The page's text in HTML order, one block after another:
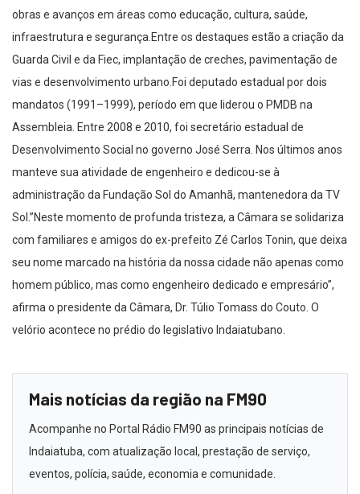
obras e avanços em áreas como educação, cultura, saúde,
infraestrutura e segurança.Entre os destaques estão a criação da
Guarda Civil e da Fiec, implantação de creches, pavimentação de
vias e desenvolvimento urbano.Foi deputado estadual por dois
mandatos (1991–1999), período em que liderou o PMDB na
Assembleia. Entre 2008 e 2010, foi secretário estadual de
Desenvolvimento Social no governo José Serra. Nos últimos anos
manteve sua atividade de engenheiro e dedicou-se à
administração da Fundação Sol do Amanhã, mantenedora da TV
Sol.”Neste momento de profunda tristeza, a Câmara se solidariza
com familiares e amigos do ex-prefeito Zé Carlos Tonin, que deixa
seu nome marcado na história da nossa cidade não apenas como
homem público, mas como engenheiro dedicado e empresário”,
afirma o presidente da Câmara, Dr. Túlio Tomass do Couto. O
velório acontece no prédio do legislativo Indaiatubano.
Mais notícias da região na FM90
Acompanhe no Portal Rádio FM90 as principais notícias de
Indaiatuba, com atualização local, prestação de serviço,
eventos, polícia, saúde, economia e comunidade.